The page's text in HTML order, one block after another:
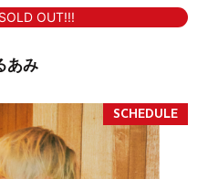
SOLD OUT!!!
あみ